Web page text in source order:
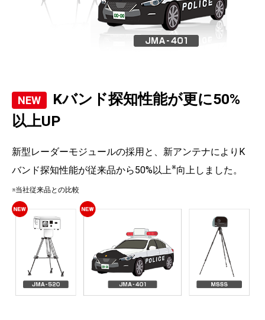
Kバンド探知性能が更に50%
以上UP
新型レーダーモジュールの採用と、新アンテナによりK
バンド探知性能が従来品から50%以上※向上しました。
※当社従来品との比較